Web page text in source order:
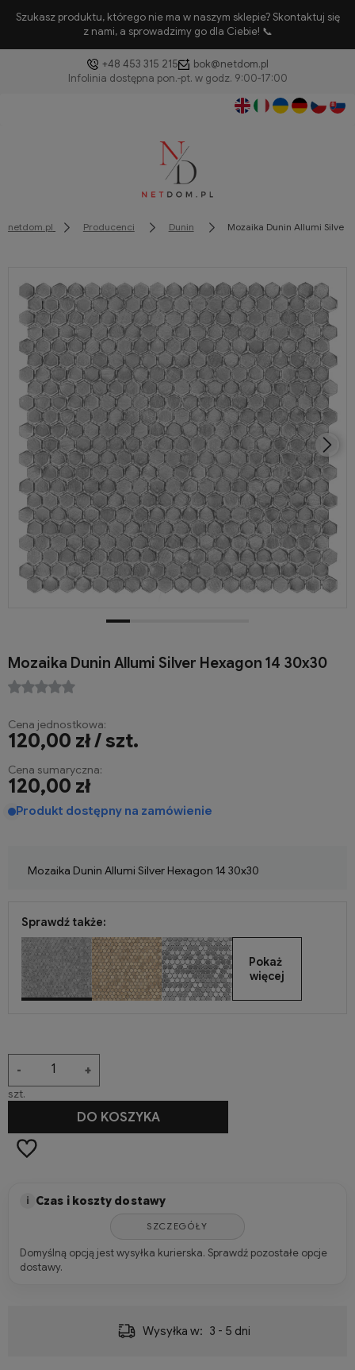
Szukasz produktu, którego nie ma w naszym sklepie? Skontaktuj się
z nami, a sprowadzimy go dla Ciebie! 📞
+48 453 315 215 bok@netdom.pl
netdom.pl Producenci Dunin Mozaika Dunin Allumi Silver
Mozaika Dunin Allumi Silver Hexagon 14 30x30
Cena jednostkowa:
120,00 zł / szt.
Cena sumaryczna:
120,00 zł
Produkt dostępny na zamówienie
Mozaika Dunin Allumi Silver Hexagon 14 30x30
Sprawdź także:
Pokaż
więcej
+
-
szt.
DO KOSZYKA
i Czas i koszty dostawy
SZCZEGÓŁY
Domyślną opcją jest wysyłka kurierska. Sprawdź pozostałe opcje
dostawy.
Wysyłka w: 3 - 5 dni